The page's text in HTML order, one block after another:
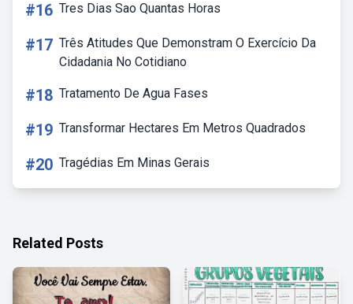
#16 Tres Dias Sao Quantas Horas
#17 Três Atitudes Que Demonstram O Exercício Da
Cidadania No Cotidiano
#18 Tratamento De Agua Fases
#19 Transformar Hectares Em Metros Quadrados
#20 Tragédias Em Minas Gerais
Related Posts